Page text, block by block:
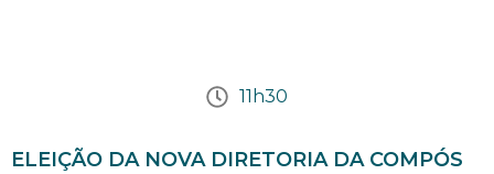
11h30
ELEIÇÃO DA NOVA DIRETORIA DA COMPÓS